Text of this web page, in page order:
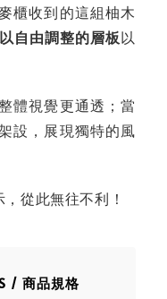
櫃收到的這組柚木
自由調整的層板以
體視覺更通透；當
設，展現獨特的風
從此無往不利！
/ 商品規格